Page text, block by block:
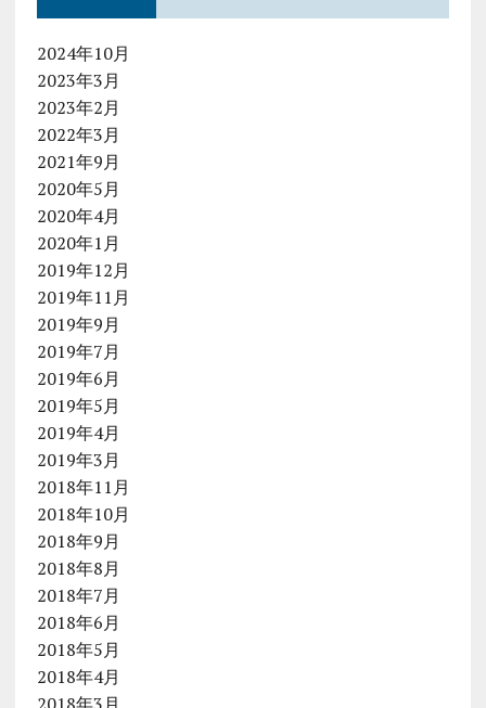
2024年10月
2023年3月
2023年2月
2022年3月
2021年9月
2020年5月
2020年4月
2020年1月
2019年12月
2019年11月
2019年9月
2019年7月
2019年6月
2019年5月
2019年4月
2019年3月
2018年11月
2018年10月
2018年9月
2018年8月
2018年7月
2018年6月
2018年5月
2018年4月